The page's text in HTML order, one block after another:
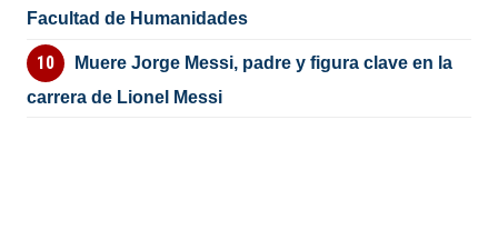
Facultad de Humanidades
Muere Jorge Messi, padre y figura clave en la
carrera de Lionel Messi